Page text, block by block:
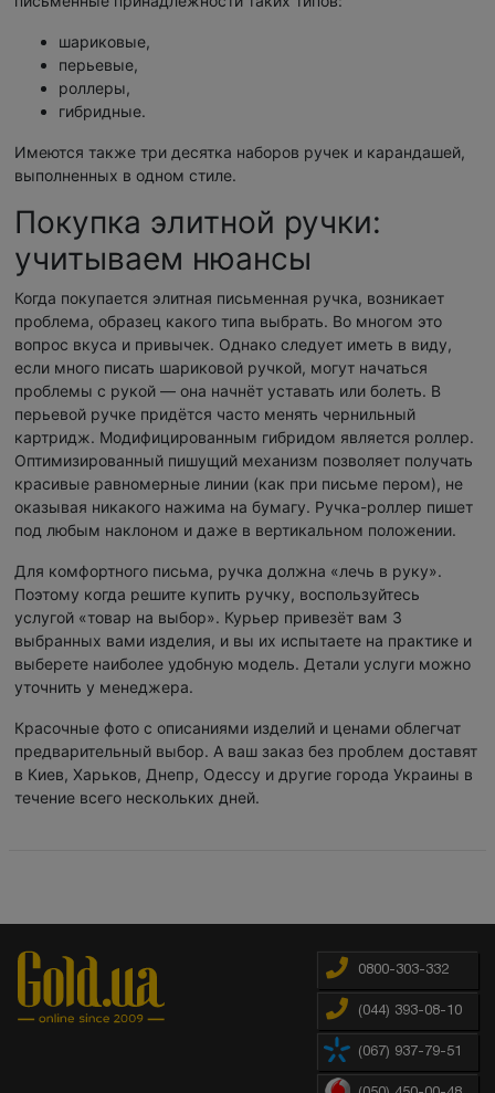
шариковые,
перьевые,
роллеры,
гибридные.
Имеются также три десятка наборов ручек и карандашей,
выполненных в одном стиле.
Покупка элитной ручки:
учитываем нюансы
Когда покупается элитная письменная ручка, возникает
проблема, образец какого типа выбрать. Во многом это
вопрос вкуса и привычек. Однако следует иметь в виду,
если много писать шариковой ручкой, могут начаться
проблемы с рукой — она начнёт уставать или болеть. В
перьевой ручке придётся часто менять чернильный
картридж. Модифицированным гибридом является роллер.
Оптимизированный пишущий механизм позволяет получать
красивые равномерные линии (как при письме пером), не
оказывая никакого нажима на бумагу. Ручка-роллер пишет
под любым наклоном и даже в вертикальном положении.
Для комфортного письма, ручка должна «лечь в руку».
Поэтому когда решите купить ручку, воспользуйтесь
услугой «товар на выбор». Курьер привезёт вам 3
выбранных вами изделия, и вы их испытаете на практике и
выберете наиболее удобную модель. Детали услуги можно
уточнить у менеджера.
Красочные фото с описаниями изделий и ценами облегчат
предварительный выбор. А ваш заказ без проблем доставят
в Киев, Харьков, Днепр, Одессу и другие города Украины в
течение всего нескольких дней.
0800-303-332
(044) 393-08-10
(067) 937-79-51